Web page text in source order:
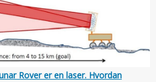
Rover er en laser. Hvordan